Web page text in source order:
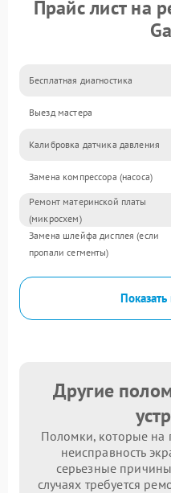
Прайс лист на
Бесплатная диагностика
Выезд мастера
Калибровка датчика давления
Замена компрессора (насоса)
Ремонт материнской платы
(микросхем)
Замена шлейфа дисплея (если
пропали сегменты)
Показать
Другие
Поломки, которые на
неисправность
серьезные
случаях требуется